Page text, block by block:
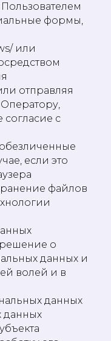
формы,
или
отправляя
согласие с
если это
файлов
о
данных и
волей и в
данных
данных